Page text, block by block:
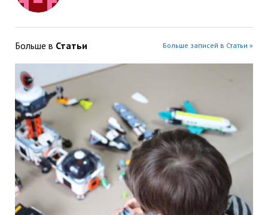
Больше в Статьи Больше записей в Статьи »